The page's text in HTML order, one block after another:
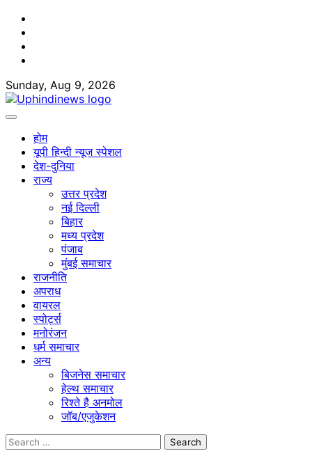
Skip
content
Sunday, Aug 9, 2026
होम
यूपी हिन्दी न्यूज स्पेशल
देश-दुनिया
राज्य
उत्तर प्रदेश
नई दिल्ली
बिहार
मध्य प्रदेश
पंजाब
मुंबई समाचार
राजनीति
अपराध
वायरल
स्पोर्ट्स
मनोरंजन
धर्म समाचार
अन्य
बिजनेस समाचार
हेल्थ समाचार
रिश्ते है अनमोल
जॉब/एजुकेशन
Search